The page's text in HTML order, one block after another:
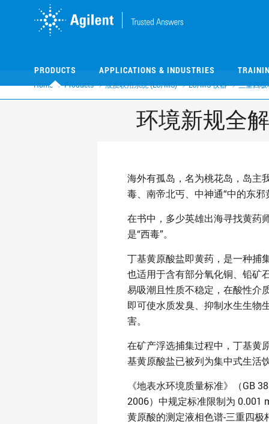
PRODUCTS APPLICATIONS & INDUSTRIES
Home Products 液质联用系统 (LC/MS) LC/MS 仪器 三重四
环境新规全
海外有孤岛，名为桃花岛，岛主
毒、南帝北丐、中神通“中的东邪
在书中，多少英雄出海寻找黄药
是“西毒”。
丁基黄原酸盐即黄药，是一种捕
也适用于含有部分氧化铜、铅矿
易吸潮且性质不稳定，在酸性介
即可使水质发臭、抑制水生生物
害。
在矿产浮选捕集过程中，丁基黄
基黄原酸盐已被列为集中式生活
《地表水环境质量标准》（GB
2006）中规定标准限制为 0.001
黄原酸的测定液相色谱-三重四